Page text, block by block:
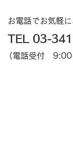
お電話でお気軽
TEL 03-
（電話受付 9:00